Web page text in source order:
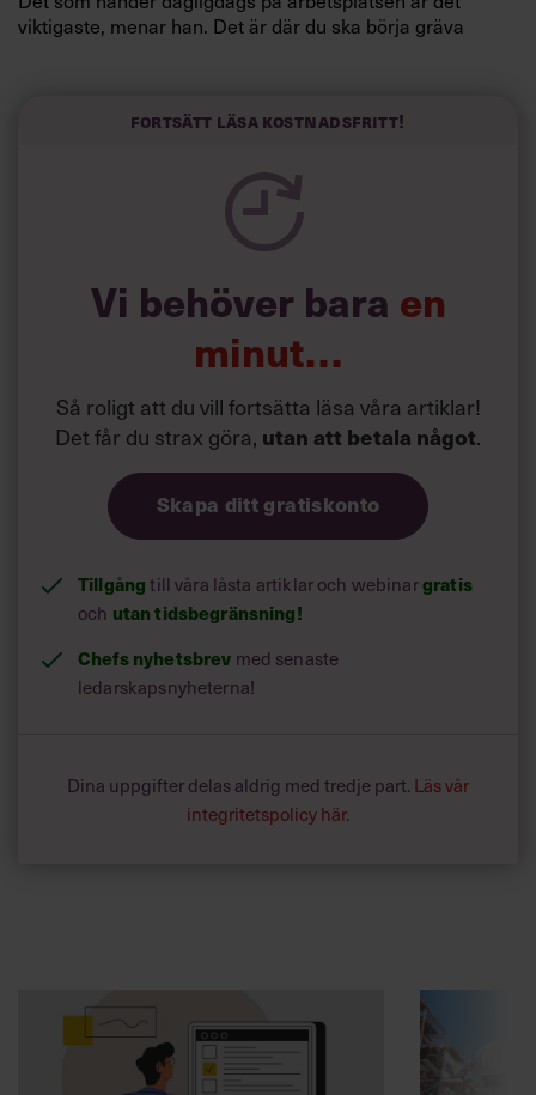
viktigaste, menar han. Det är där du ska börja gräva
och höjt arbetsglädjen på Google:
Fortsätt läsa kostnadsfritt!
Vi behöver bara en
minut…
Så roligt att du vill fortsätta läsa våra artiklar!
Det får du strax göra, utan att betala något.
Skapa ditt gratiskonto
Tillgångtill våra låsta artiklar och webinargratis
och utan tidsbegränsning!
Chefs nyhetsbrev med senaste
ledarskapsnyheterna!
Dina uppgifter delas aldrig med tredje part. Läs vår
integritetspolicy här.